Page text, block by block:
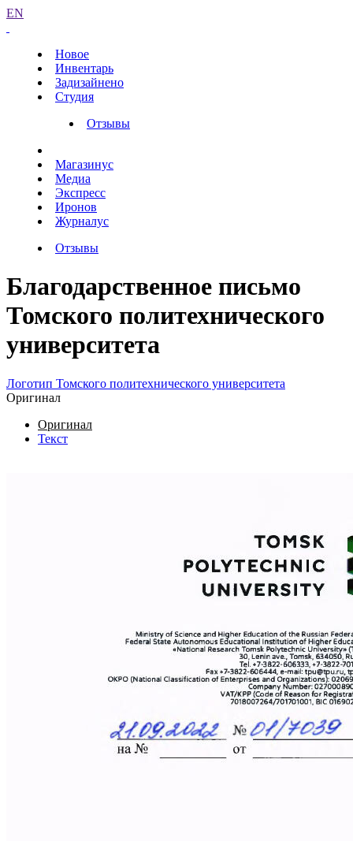
EN
Новое
Инвентарь
Задизайнено
Студия
Отзывы
Магазинус
Медиа
Экспресс
Иронов
Журналус
Отзывы
Благодарственное письмо
Томского политехнического
университета
Логотип Томского политехнического университета
Оригинал
Оригинал
Текст